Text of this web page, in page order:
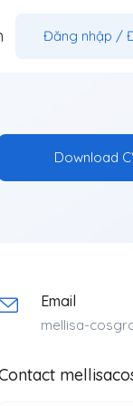
Đăng nhập /
Download
Email
mellisa-